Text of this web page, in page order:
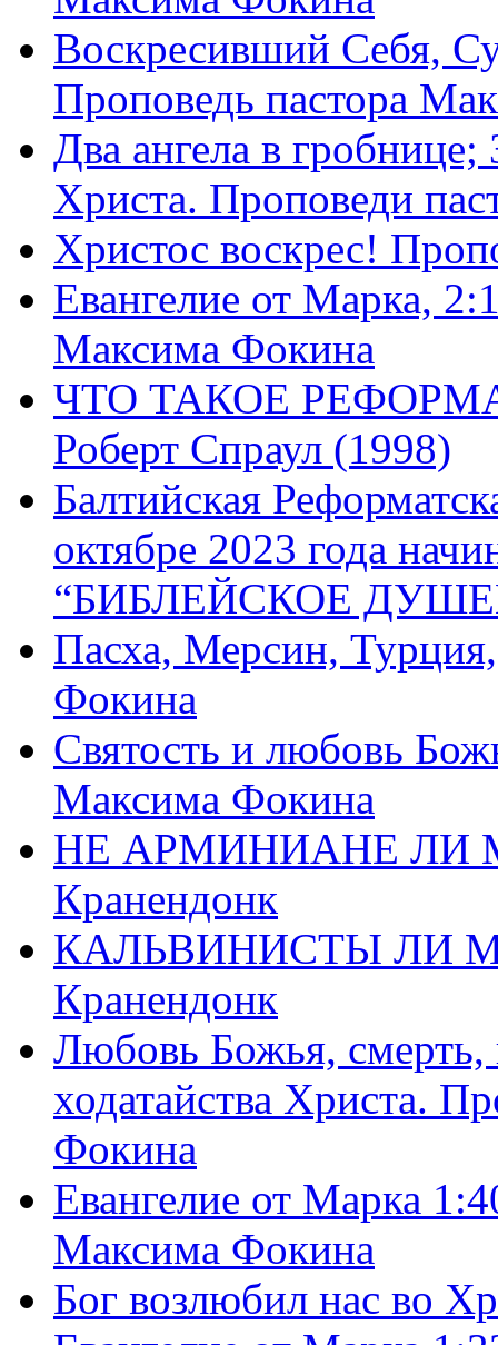
Воскресивший Себя,
Проповедь пастора
Два ангела в
Христа. Проповеди
Христос воскрес!
Евангелие от Марка,
Максима Фокина
ЧТО ТАКОЕ
Роберт Спраул (1998)
Балтийская
октябре 2023 года
“БИБЛЕЙСКОЕ
Пасха, Мерсин,
Фокина
Святость и любовь
Максима Фокина
НЕ АРМИНИАНЕ ЛИ
Кранендонк
КАЛЬВИНИСТЫ ЛИ
Кранендонк
Любовь Божья, смерть,
ходатайства Христа.
Фокина
Евангелие от Марка
Максима Фокина
Бог возлюбил нас во